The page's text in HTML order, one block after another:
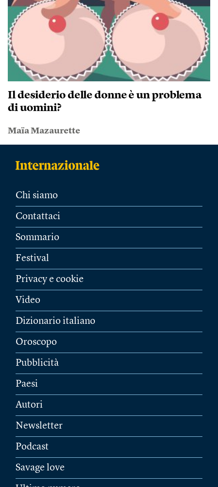
Il desiderio delle donne è un problema
di uomini?
Maïa Mazaurette
Chi siamo
Contattaci
Sommario
Festival
Privacy e cookie
Video
Dizionario italiano
Oroscopo
Pubblicità
Paesi
Autori
Newsletter
Podcast
Savage love